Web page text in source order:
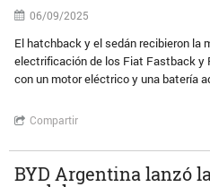
06/09/2025
El hatchback y el sedán recibieron la
electrificación de los Fiat Fastback y
con un motor eléctrico y una batería
Compartir
BYD Argentina lanzó